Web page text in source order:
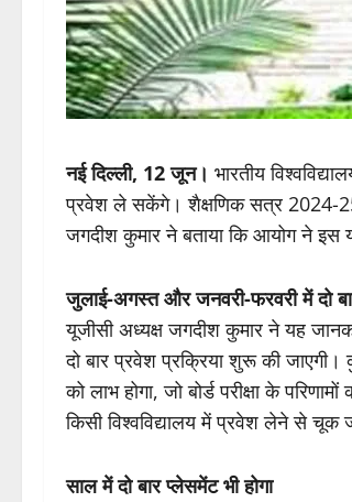
नई दिल्ली, 12 जून। भारतीय
प्रवेश ले सकेंगे। शैक्षणिक सत्र 2024-25
जगदीश कुमार ने बताया कि आयोग ने इस
जुलाई-अगस्त और जनवरी-फरवरी में दो
यूजीसी अध्यक्ष जगदीश कुमार ने यह
दो बार प्रवेश प्रक्रिया शुरू की जाएगी।
को लाभ होगा, जो बोर्ड परीक्षा के
किसी विश्वविद्यालय में प्रवेश लेने से चूक
साल में दो बार प्लेसमेंट भी होगा